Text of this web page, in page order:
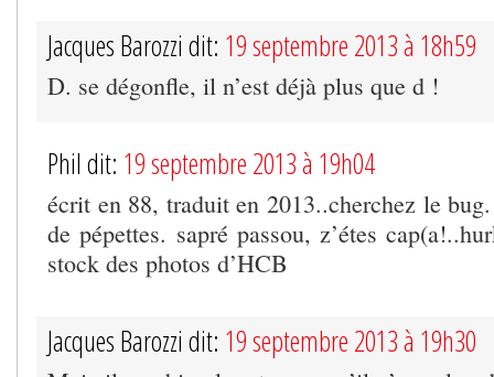
Jacques Barozzi dit: 19 septembre 2013 à 18h59
D. se dégonfle, il n’est déjà plus que d !
Phil dit: 19 septembre 2013 à 19h04
écrit en 88, traduit en 2013..cherchez le
de pépettes. sapré passou, z’étes
stock des photos d’HCB
Jacques Barozzi dit: 19 septembre 2013 à 19h30